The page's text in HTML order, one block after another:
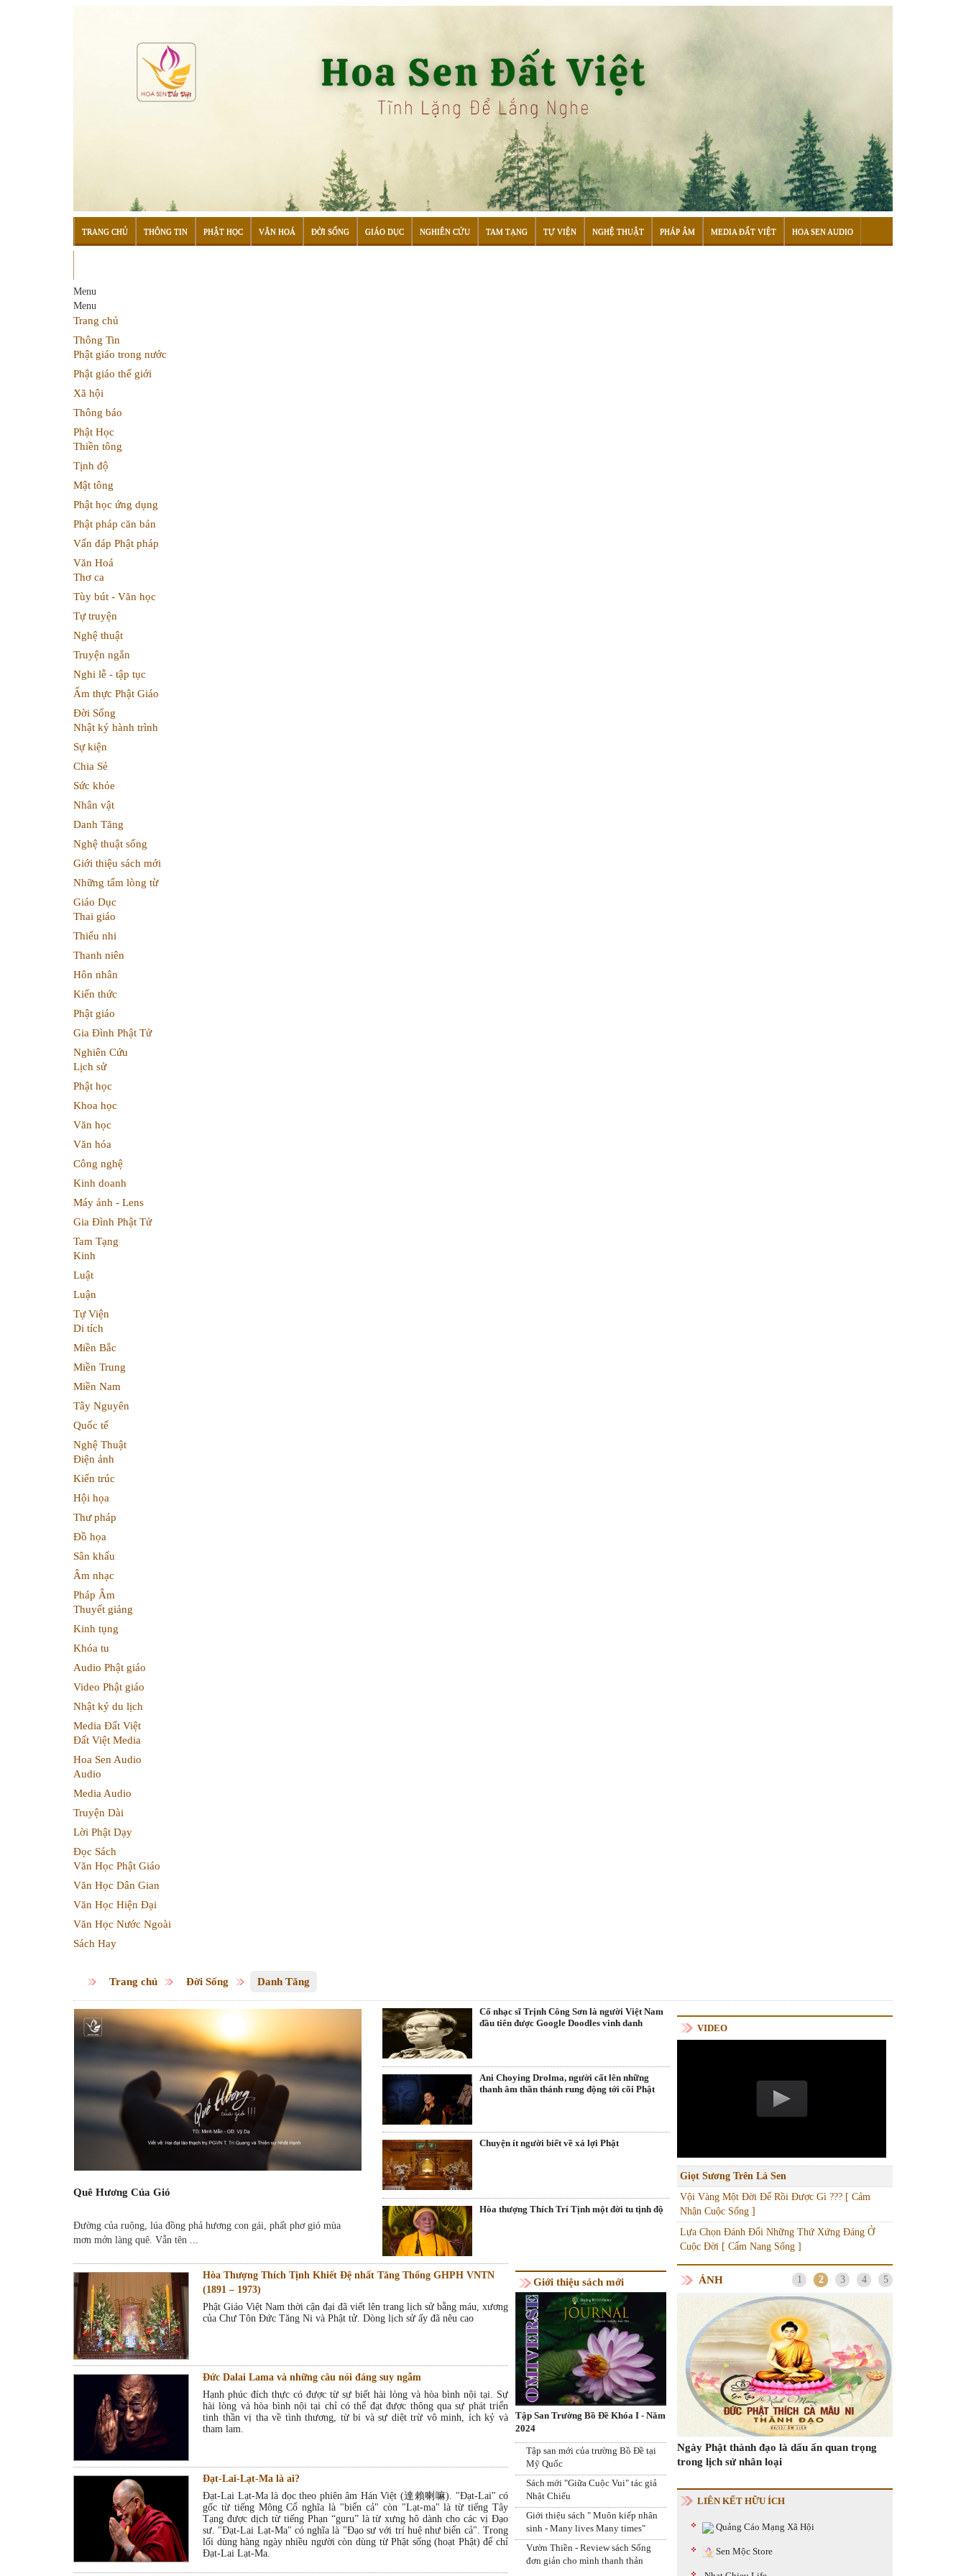
TRANG CHỦ THÔNG TIN PHẬT HỌC VĂN HOÁ ĐỜI SỐNG GIÁO DỤC NGHIÊN CỨU TAM TẠNG TỰ VIỆN NGHỆ THUẬT PHÁP ÂM MEDIA ĐẤT VIỆT HOA SEN AUDIO
Menu
Menu
Trang chủ
Thông Tin
Phật giáo trong nước
Phật giáo thế giới
Xã hội
Thông báo
Phật Học
Thiền tông
Tịnh độ
Mật tông
Phật học ứng dụng
Phật pháp căn bản
Vấn đáp Phật pháp
Văn Hoá
Thơ ca
Tùy bút - Văn học
Tự truyện
Nghệ thuật
Truyện ngắn
Nghi lễ - tập tục
Ẩm thực Phật Giáo
Đời Sống
Nhật ký hành trình
Sự kiện
Chia Sẻ
Sức khỏe
Nhân vật
Danh Tăng
Nghệ thuật sống
Giới thiệu sách mới
Những tấm lòng từ
Giáo Dục
Thai giáo
Thiếu nhi
Thanh niên
Hôn nhân
Kiến thức
Phật giáo
Gia Đình Phật Tử
Nghiên Cứu
Lịch sử
Phật học
Khoa học
Văn học
Văn hóa
Công nghệ
Kinh doanh
Máy ảnh - Lens
Gia Đình Phật Tử
Tam Tạng
Kinh
Luật
Luận
Tự Viện
Di tích
Miền Bắc
Miền Trung
Miền Nam
Tây Nguyên
Quốc tế
Nghệ Thuật
Điện ảnh
Kiến trúc
Hội họa
Thư pháp
Đồ họa
Sân khấu
Âm nhạc
Pháp Âm
Thuyết giảng
Kinh tụng
Khóa tu
Audio Phật giáo
Video Phật giáo
Nhật ký du lịch
Media Đất Việt
Đất Việt Media
Hoa Sen Audio
Audio
Media Audio
Truyện Dài
Lời Phật Dạy
Đọc Sách
Văn Học Phật Giáo
Văn Học Dân Gian
Văn Học Hiện Đại
Văn Học Nước Ngoài
Sách Hay
Trang chủ Đời Sống Danh Tăng
Quê Hương Của Gió
Đường của ruộng, lúa đồng phả hương con gái, phất phơ gió mùa
mơn mởn làng quê. Vẫn tên ...
Cố nhạc sĩ Trịnh Công Sơn là người Việt Nam
đầu tiên được Google Doodles vinh danh
Ani Choying Drolma, người cất lên những
thanh âm thần thánh rung động tới cõi Phật
Chuyện ít người biết về xá lợi Phật
Hòa thượng Thích Trí Tịnh một đời tu tịnh độ
Hòa Thượng Thích Tịnh Khiết Đệ nhất Tăng Thống GHPH VNTN
(1891 – 1973)
Phật Giáo Việt Nam thời cận đại đã viết lên trang lịch sử bằng máu, xương
của Chư Tôn Đức Tăng Ni và Phật tử. Dòng lịch sử ấy đã nêu cao
Đức Dalai Lama và những câu nói đáng suy ngẫm
Hạnh phúc đích thực có được từ sự biết hài lòng và hòa bình nội tại. Sự
hài lòng và hòa bình nội tại chỉ có thể đạt được thông qua sự phát triển
tinh thần vị tha về tình thương, từ bi và sự diệt trừ vô minh, ích kỷ và
tham lam.
Đạt-Lai-Lạt-Ma là ai?
Đạt-Lai Lạt-Ma là đọc theo phiên âm Hán Việt (達賴喇嘛). "Đạt-Lai" có
gốc từ tiếng Mông Cổ nghĩa là "biển cả" còn "Lạt-ma" là từ tiếng Tây
Tạng được dịch từ tiếng Phạn “guru” là từ xưng hô dành cho các vị Đạo
sư. "Đạt-Lai Lạt-Ma" có nghĩa là "Đạo sư với trí huệ như biển cả". Trong
lối dùng hàng ngày nhiều người còn dùng từ Phật sống (hoạt Phật) để chỉ
Đạt-Lai Lạt-Ma.
Giới thiệu sách mới
Tập San Trường Bồ Đề Khóa I - Năm
2024
Tập san mới của trường Bồ Đề tại
Mỹ Quốc
Sách mới "Giữa Cuộc Vui" tác giả
Nhật Chiếu
Giới thiệu sách " Muôn kiếp nhân
sinh - Many lives Many times"
Vườn Thiền - Review sách Sống
đơn giản cho mình thanh thản
VIDEO
Giọt Sương Trên Lá Sen
Vội Vàng Một Đời Để Rồi Được Gì ??? [ Cảm
Nhận Cuộc Sống ]
Lựa Chọn Đánh Đổi Những Thứ Xứng Đáng Ở
Cuộc Đời [ Cẩm Nang Sống ]
ẢNH
Chương Trình Thiện Nguyện Tìm Em Trên
Ngày Phật thành đạo là dấu ấn quan trọng
trong lịch sử nhân loại
Thư mời Chương Trình Tiệc Chay Thiện
Nguyện Một Nụ Cười Triệu Trái Tim "Trung
Tâm Nhân Đạo Hoa Sen"
1 2 3 4 5
LIÊN KẾT HỮU ÍCH
Quảng Cáo Mạng Xã Hội
Sen Mộc Store